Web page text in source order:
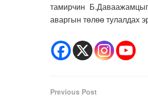
тамирчин
аваргын төлөө тулалдах
Previous Post